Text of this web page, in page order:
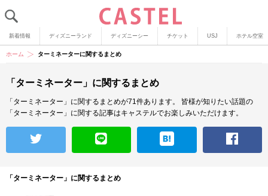
新着情報 ディズニーランド ディズニーシー チケット USJ ホテル空室
ホーム ターミネーターに関するまとめ
「ターミネーター」に関するまとめ
「ターミネーター」に関するまとめが71件あります。
皆様が知りたい話題の
「ターミネーター」に関する記事はキャステルでお楽しみいただけます。
「ターミネーター」に関するまとめ